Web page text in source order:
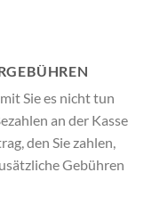
Sie es nicht tun
an der Kasse
den Sie zahlen,
Gebühren